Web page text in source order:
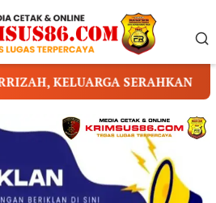
PENANGANAN KEPADA